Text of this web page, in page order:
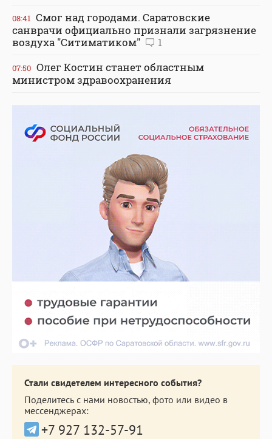
08:41 Смог над городами. Саратовские
санврачи официально признали загрязнение
воздуха "Ситиматиком"
1
07:50 Олег Костин станет областным
министром здравоохранения
Стали свидетелем интересного события?
Поделитесь с нами новостью, фото или видео в
мессенджерах:
+7 927 132-57-91